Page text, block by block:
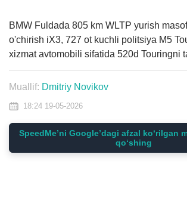
BMW Fuldada 805 km WLTP yurish
o'chirish iX3, 727 ot kuchli politsiya M5
xizmat avtomobili sifatida 520d Touringni
Muallif: Dmitriy Novikov
18:24 19-05-2026
SpeedMe’ni Google’dagi afzal ko‘rilgan
qo‘shing